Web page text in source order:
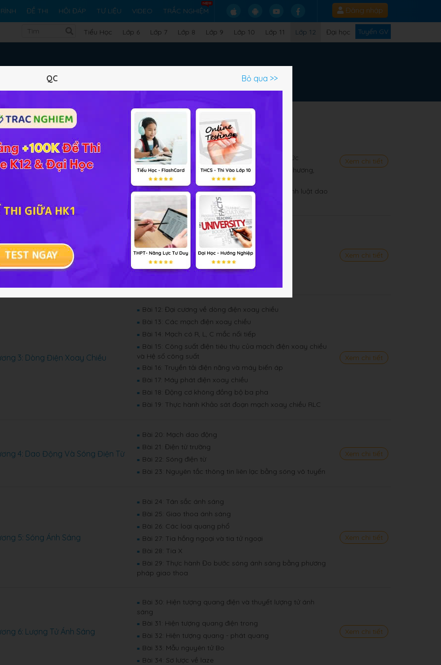
ĐỀ THI HỎI ĐÁP TƯ LIỆU VIDEO TRẮC NGHIỆM Đăng nhập
Tiểu Học Lớp 6 Lớp 7 Lớp 8 Lớp 9 Lớp 10 Lớp 11 Lớp 12 Đại học Tuyển GV
Vật Lý Lớp 12
1: Dao Động Cơ
■ Bài 1: Dao động điều hòa
■ Bài 2: Con lắc lò xo
■ Bài 3: Con lắc đơn
■ Bài 4: Dao động tắt dần và dao động cưỡng bức
■ Bài 5: Tổng hợp hai dao động điều hòa cùng phương,
cùng tần số và Phương pháp Fre-Nen
■ Bài 6: Thực hành Khảo sát thực nghiệm các định luật dao
động của con lắc đơn
Xem chi tiết
2: Sóng Cơ Và Sóng Âm
■ Bài 7: Sóng cơ và sự truyền sóng cơ
■ Bài 8: Giao thoa sóng
■ Bài 9: Sóng dừng
■ Bài 10: Đặc trưng Vật lý của âm
Xem chi tiết
3: Dòng Điện Xoay Chiều
■ Bài 12: Đại cương về dòng điện xoay chiều
■ Bài 13: Các mạch điện xoay chiều
■ Bài 14: Mạch có R, L, C mắc nối tiếp
■ Bài 15: Công suất điện tiêu thụ của mạch điện xoay chiều
và Hệ số công suất
■ Bài 16: Truyền tải điện năng và máy biến áp
■ Bài 17: Máy phát điện xoay chiều
■ Bài 18: Động cơ không đồng bộ ba pha
■ Bài 19: Thực hành Khảo sát đoạn mạch xoay chiều RLC
Xem chi tiết
4: Dao Động Và Sóng Điện Từ
■ Bài 20: Mạch dao động
■ Bài 21: Điện từ trường
■ Bài 22: Sóng điện từ
■ Bài 23: Nguyên tắc thông tin liên lạc bằng sóng vô tuyến
Xem chi tiết
5: Sóng Ánh Sáng
■ Bài 24: Tán sắc ánh sáng
■ Bài 25: Giao thoa ánh sáng
■ Bài 26: Các loại quang phổ
■ Bài 27: Tia hồng ngoại và tia tử ngoại
■ Bài 28: Tia X
■ Bài 29: Thực hành Đo bước sóng ánh sáng bằng phương
pháp giao thoa
Xem chi tiết
6: Lượng Tử Ánh Sáng
■ Bài 30: Hiện tượng quang điện và thuyết lượng tử ánh
sáng
■ Bài 31: Hiện tượng quang điện trong
■ Bài 32: Hiện tượng quang - phát quang
■ Bài 33: Mẫu nguyên tử Bo
■ Bài 34: Sơ lược về laze
Xem chi tiết
QC Bỏ qua >>